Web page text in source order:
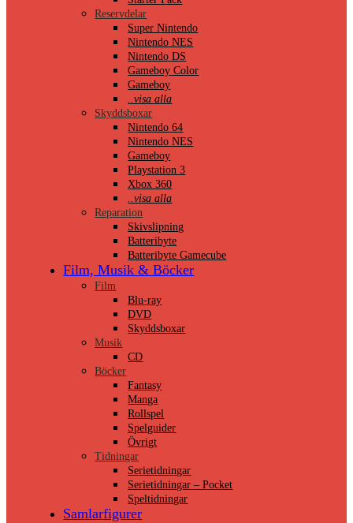
Reservdelar
Super Nintendo
Nintendo NES
Nintendo DS
Gameboy Color
Gameboy
..visa alla
Skyddsboxar
Nintendo 64
Nintendo NES
Gameboy
Playstation 3
Xbox 360
..visa alla
Reparation
Skivslipning
Batteribyte
Batteribyte Gamecube
Film, Musik & Böcker
Film
Blu-ray
DVD
Skyddsboxar
Musik
CD
Böcker
Fantasy
Manga
Rollspel
Spelguider
Övrigt
Tidningar
Serietidningar
Serietidningar – Pocket
Speltidningar
Samlarfigurer